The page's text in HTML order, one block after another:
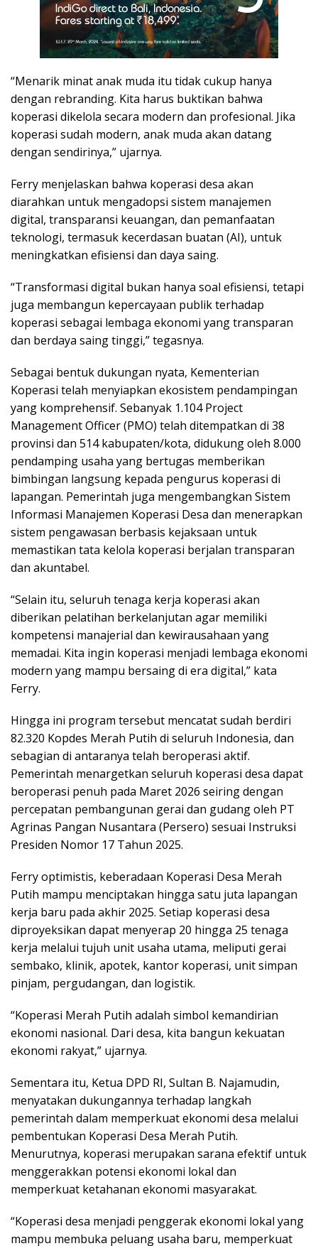
“Menarik minat anak muda itu tidak cukup hanya
dengan rebranding. Kita harus buktikan bahwa
koperasi dikelola secara modern dan profesional. Jika
koperasi sudah modern, anak muda akan datang
dengan sendirinya,” ujarnya.
Ferry menjelaskan bahwa koperasi desa akan
diarahkan untuk mengadopsi sistem manajemen
digital, transparansi keuangan, dan pemanfaatan
teknologi, termasuk kecerdasan buatan (AI), untuk
meningkatkan efisiensi dan daya saing.
“Transformasi digital bukan hanya soal efisiensi, tetapi
juga membangun kepercayaan publik terhadap
koperasi sebagai lembaga ekonomi yang transparan
dan berdaya saing tinggi,” tegasnya.
Sebagai bentuk dukungan nyata, Kementerian
Koperasi telah menyiapkan ekosistem pendampingan
yang komprehensif. Sebanyak 1.104 Project
Management Officer (PMO) telah ditempatkan di 38
provinsi dan 514 kabupaten/kota, didukung oleh 8.000
pendamping usaha yang bertugas memberikan
bimbingan langsung kepada pengurus koperasi di
lapangan. Pemerintah juga mengembangkan Sistem
Informasi Manajemen Koperasi Desa dan menerapkan
sistem pengawasan berbasis kejaksaan untuk
memastikan tata kelola koperasi berjalan transparan
dan akuntabel.
“Selain itu, seluruh tenaga kerja koperasi akan
diberikan pelatihan berkelanjutan agar memiliki
kompetensi manajerial dan kewirausahaan yang
memadai. Kita ingin koperasi menjadi lembaga ekonomi
modern yang mampu bersaing di era digital,” kata
Ferry.
Hingga ini program tersebut mencatat sudah berdiri
82.320 Kopdes Merah Putih di seluruh Indonesia, dan
sebagian di antaranya telah beroperasi aktif.
Pemerintah menargetkan seluruh koperasi desa dapat
beroperasi penuh pada Maret 2026 seiring dengan
percepatan pembangunan gerai dan gudang oleh PT
Agrinas Pangan Nusantara (Persero) sesuai Instruksi
Presiden Nomor 17 Tahun 2025.
Ferry optimistis, keberadaan Koperasi Desa Merah
Putih mampu menciptakan hingga satu juta lapangan
kerja baru pada akhir 2025. Setiap koperasi desa
diproyeksikan dapat menyerap 20 hingga 25 tenaga
kerja melalui tujuh unit usaha utama, meliputi gerai
sembako, klinik, apotek, kantor koperasi, unit simpan
pinjam, pergudangan, dan logistik.
“Koperasi Merah Putih adalah simbol kemandirian
ekonomi nasional. Dari desa, kita bangun kekuatan
ekonomi rakyat,” ujarnya.
Sementara itu, Ketua DPD RI, Sultan B. Najamudin,
menyatakan dukungannya terhadap langkah
pemerintah dalam memperkuat ekonomi desa melalui
pembentukan Koperasi Desa Merah Putih.
Menurutnya, koperasi merupakan sarana efektif untuk
menggerakkan potensi ekonomi lokal dan
memperkuat ketahanan ekonomi masyarakat.
“Koperasi desa menjadi penggerak ekonomi lokal yang
mampu membuka peluang usaha baru, memperkuat